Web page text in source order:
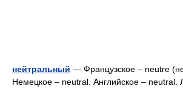
нейтральный — Французское – neutre
Немецкое – neutral. Английское – neutral.